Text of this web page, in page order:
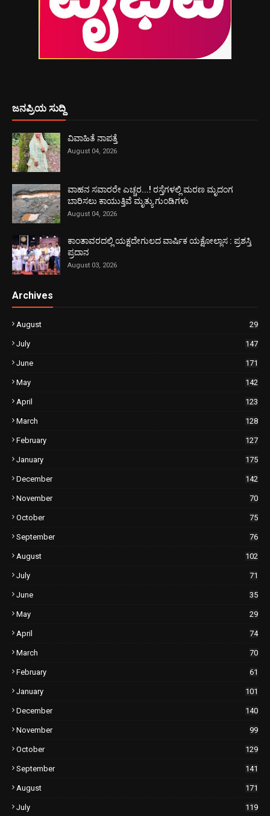
ಜನಪ್ರಿಯ ಸುದ್ದಿ
ವಿವಾಹಿತೆ ನಾಪತ್ತೆ
August 04, 2026
ವಾಹನ ಸವಾರರೇ ಎಚ್ಚರ...! ರಸ್ತೆಗಳಲ್ಲಿ ಮರಣ ಮೃದಂಗ
ಬಾರಿಸಲು ಕಾಯುತ್ತಿವೆ ಮೃತ್ಯು ಗುಂಡಿಗಳು
August 04, 2026
ಕಾಂತಾವರದಲ್ಲಿ ಯಕ್ಷದೇಗುಲದ ವಾರ್ಷಿಕ ಯಕ್ಷೋಲ್ಲಾಸ : ಪ್ರಶಸ್ತಿ
ಪ್ರದಾನ
August 03, 2026
Archives
August 29
July 147
June 171
May 142
April 123
March 128
February 127
January 175
December 142
November 70
October 75
September 76
August 102
July 71
June 35
May 29
April 74
March 70
February 61
January 101
December 140
November 99
October 129
September 141
August 171
July 119